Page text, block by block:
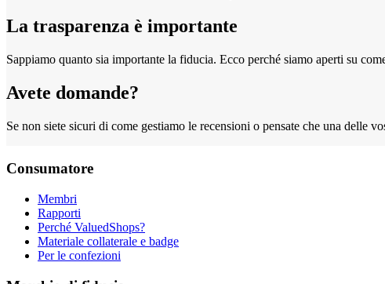
La trasparenza è importante
Sappiamo quanto sia importante la fiducia. Ecco perché siamo aperti su
Avete domande?
Se non siete sicuri di come gestiamo le recensioni o pensate che una delle
Consumatore
Membri
Rapporti
Perché ValuedShops?
Materiale collaterale e badge
Per le confezioni